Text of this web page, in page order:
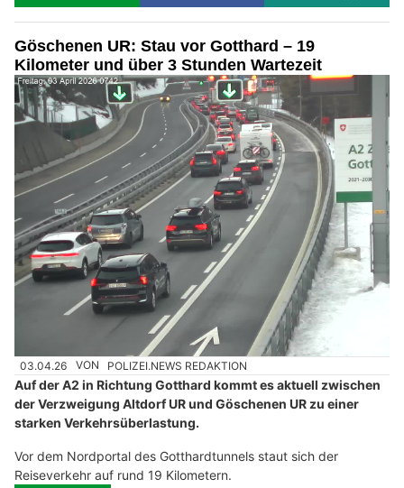
Göschenen UR: Stau vor Gotthard – 19
Kilometer und über 3 Stunden Wartezeit
03.04.26 VON POLIZEI.NEWS REDAKTION
Auf der A2 in Richtung Gotthard kommt es aktuell zwischen
der Verzweigung Altdorf UR und Göschenen UR zu einer
starken Verkehrsüberlastung.
Vor dem Nordportal des Gotthardtunnels staut sich der
Reiseverkehr auf rund 19 Kilometern.